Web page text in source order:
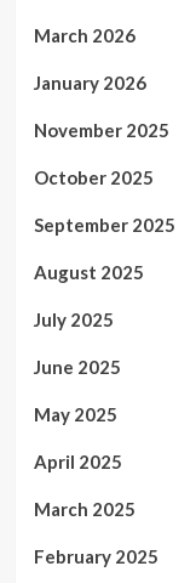
March 2026
January 2026
November 2025
October 2025
September 2025
August 2025
July 2025
June 2025
May 2025
April 2025
March 2025
February 2025